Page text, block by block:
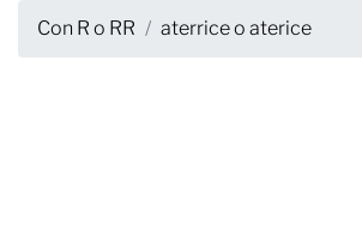
Con R o RR aterrice o aterice